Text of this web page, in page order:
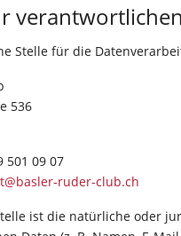
Stelle für die
536
501 09 07‬
ruder-club.ch
ist die natürliche oder